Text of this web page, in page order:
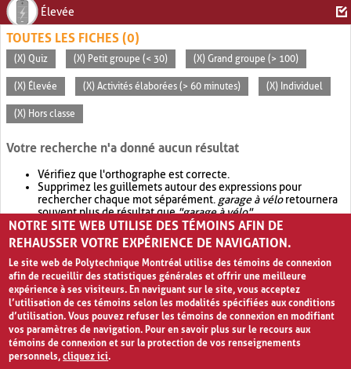
Élevée
TOUTES LES FICHES (0)
(X) Quiz (X) Petit groupe (< 30) (X) Grand groupe (> 100)
(X) Élevée (X) Activités élaborées (> 60 minutes) (X) Individuel
(X) Hors classe
Votre recherche n'a donné aucun résultat
Vérifiez que l'orthographe est correcte.
Supprimez les guillemets autour des expressions pour
rechercher chaque mot séparément. garage à véloretournera
souvent plus de résultat que"garage à vélo".
Envisagez d'élargir votre recherche avec OR.garage OR vélo
retournera souvent plus de résultat quegarage à vélo
NOTRE SITE WEB UTILISE DES TÉMOINS AFIN DE
REHAUSSER VOTRE EXPÉRIENCE DE NAVIGATION.
Le site web de Polytechnique Montréal utilise des témoins de connexion
afin de recueillir des statistiques générales et offrir une meilleure
expérience à ses visiteurs. En naviguant sur le site, vous acceptez
l’utilisation de ces témoins selon les modalités spécifiées aux conditions
d’utilisation. Vous pouvez refuser les témoins de connexion en modifiant
vos paramètres de navigation. Pour en savoir plus sur le recours aux
témoins de connexion et sur la protection de vos renseignements
personnels,cliquez ici.